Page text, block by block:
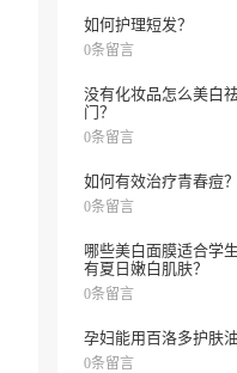
如何护理短发？
0条留言
没有化妆品怎么美白
门？
0条留言
如何有效治疗青春痘？
0条留言
哪些美白面膜适合学
有夏日嫩白肌肤？
0条留言
孕妇能用百洛多护肤油
0条留言